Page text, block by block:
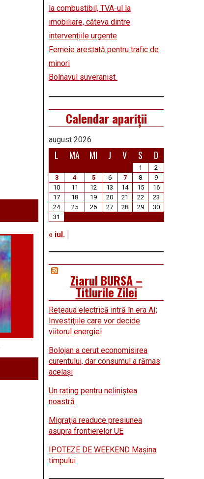
la combustibil, TVA-ul la
imobiliare, câteva dintre
intervențiile urgente
Femeie arestată pentru trafic de
minori
Bolnavul suveranist
Calendar apariții
august 2026
L MA MI J V S D
1
2
3
4 5 6 7 8
9
10
11 12 13 14 15
16
17
18 19 20 21 22
23
24
25 26 27 28 29
30
31
« iul.
Ziarul BURSA –
Titlurile Zilei
Reţeaua electrică intră în era AI;
Investiţiile care vor decide
viitorul energiei
Bolojan a cerut economisirea
curentului, dar consumul a rămas
acelaşi
Un rating pentru neliniştea
noastră
Migraţia readuce presiunea
asupra frontierelor UE
IPOTEZE DE WEEKEND Maşina
timpului